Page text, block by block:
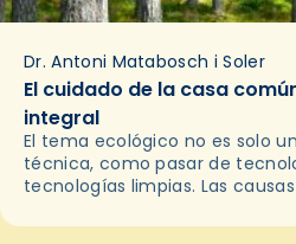
Dr. Antoni Matabosch i Soler
El cuidado de la casa
integral
El tema ecológico no es solo
técnica, como pasar de
tecnologías limpias. Las
actual emergencia ecológica